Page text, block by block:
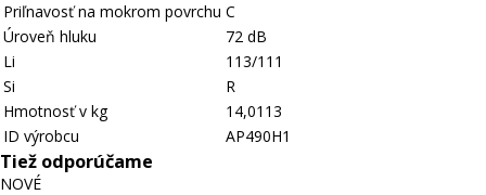
Priľnavosť na mokrom povrchu C
Úroveň hluku
72 dB
Li
113/111
Si
R
Hmotnosť v kg
14,0113
ID výrobcu
AP490H1
Tiež odporúčame
NOVÉ